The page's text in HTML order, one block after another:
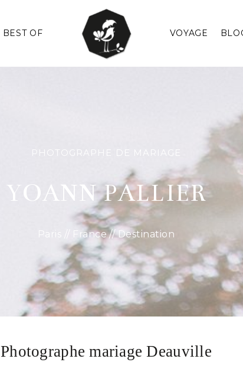
BEST OF VOYAGE
PHOTOGRAPHE DE MARIAGE
YOANN PALLIER
Paris // France // Destination
Photographe mariage Deauville